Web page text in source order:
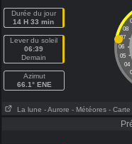
Durée du jour
14 H 33 min
Lever du soleil
06:39
Demain
Azimut
66.1° ENE
08
07
06
05
04
La lune - Aurore - Météores - Carte